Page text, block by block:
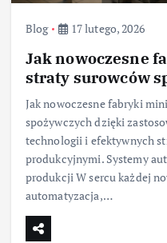
Blog 17 lutego, 2026
Jak nowoczesne
straty surowców
Jak nowoczesne fabryki
spożywczych dzięki
technologii i efektywnych
produkcyjnymi. Systemy
produkcji W sercu każdej
automatyzacja,…